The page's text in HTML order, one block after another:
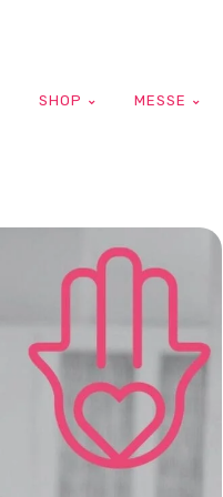
SHOP MESSE